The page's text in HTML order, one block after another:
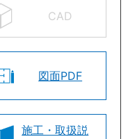
CAD
図面PDF
施工・取扱説